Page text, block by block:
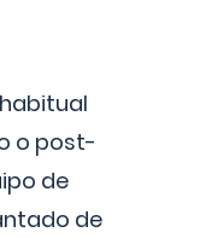
o post-
de
de